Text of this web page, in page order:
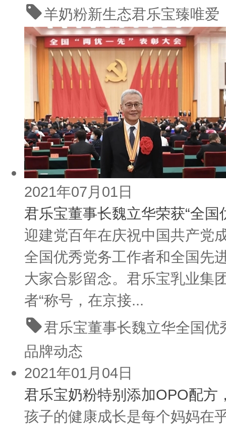
羊奶粉新生态君乐宝臻唯爱
2021年07月01日
君乐宝董事长魏立华荣获“全国
迎建党百年在庆祝中国共产党
全国优秀党务工作者和全国先
大家合影留念。君乐宝乳业集
者“称号，在京接...
君乐宝董事长魏立华全国优
品牌动态
2021年01月04日
君乐宝奶粉特别添加OPO配方
孩子的健康成长是每个妈妈在